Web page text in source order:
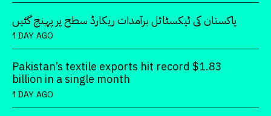
پاکستان کی ٹیکسٹائل برآمدات ریکارڈ سطح پر پہنچ گئیں
1 DAY AGO
Pakistan’s textile exports hit record $1.83
billion in a single month
1 DAY AGO